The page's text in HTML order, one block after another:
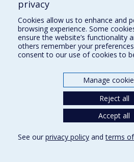
BESOIN D'AIDE?
Plan du site
Signaler une erreur
Accessibilité
Nos départements et écoles
privacy
Cookies allow us to enhance and
browsing experience. Some
ensure the website’s functionality
others remember your
consent to our use of cookies to
Manage
Reject all
Accept all
See our privacy policy andterms